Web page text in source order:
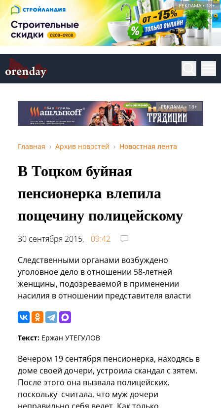
РЕКЛАМА • 18+
РЕКЛАМА • 18+
Главная Архив новостей Новостная лента
В Тоцком буйная
пенсионерка влепила
пощечину полицейскому
30 сентября 2015,
09:42
Следственными органами возбуждено
уголовное дело в отношении 58-летней
женщины, подозреваемой в применении
насилия в отношении представителя власти
Текст: Ержан УТЕГУЛОВ
Вечером 19 сентября пенсионерка, находясь в
доме своей дочери, устроила скандал с зятем.
После этого она вызвала полицейских,
поскольку считала, что муж дочери